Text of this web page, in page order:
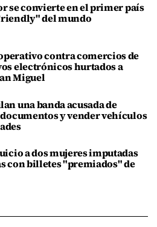
se convierte en el primer país
del mundo
contra comercios de
electrónicos hurtados a
Miguel
una banda acusada de
y vender vehículos
a dos mujeres imputadas
con billetes "premiados" de